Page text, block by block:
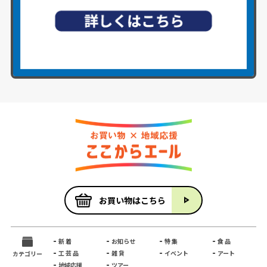
カテゴリー
新 着 お知らせ 特 集
食 品
工 芸 品
雑 貨 イベント
アート
地域応援
ツアー
お買い物はこちら